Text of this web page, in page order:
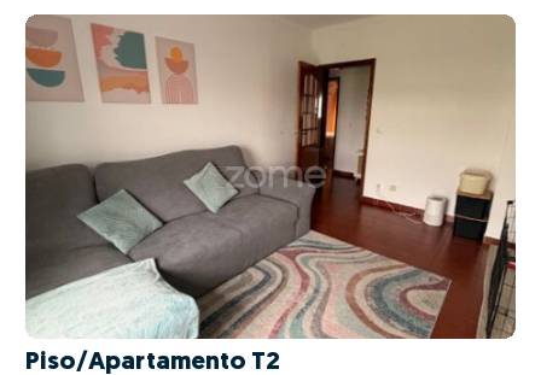
Piso/Apartamento T2